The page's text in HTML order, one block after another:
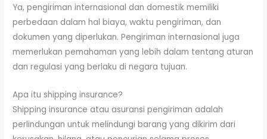
Ya, pengiriman internasional dan domestik memiliki
perbedaan dalam hal biaya, waktu pengiriman, dan
dokumen yang diperlukan. Pengiriman internasional juga
memerlukan pemahaman yang lebih dalam tentang aturan
dan regulasi yang berlaku di negara tujuan.
Apa itu shipping insurance?
Shipping insurance atau asuransi pengiriman adalah
perlindungan untuk melindungi barang yang dikirim dari